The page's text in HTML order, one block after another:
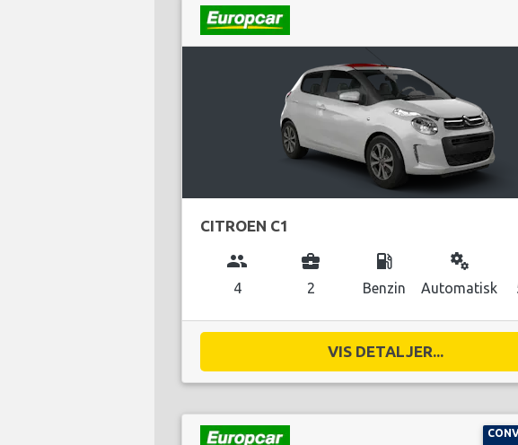
CITROEN C1
group
4
business_center
2
local_gas_station
Benzin
miscellaneous_services
Automatisk
VIS DETALJER...